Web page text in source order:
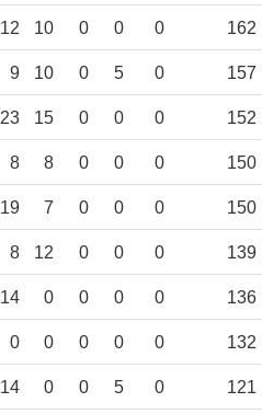
12 10 0 0 0 162
9 10 0 5 0 157
23 15 0 0 0 152
8 8 0 0 0 150
19 7 0 0 0 150
8 12 0 0 0 139
14 0 0 0 0 136
0 0 0 0 0 132
14 0 0 5 0 121